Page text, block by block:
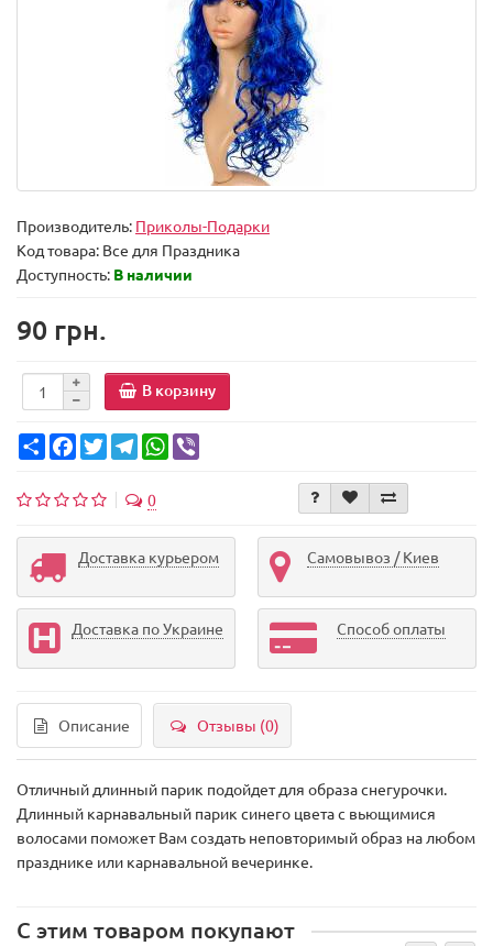
Производитель: Приколы-Подарки
Код товара: Все для Праздника
Доступность: В наличии
90 грн.
В корзину
Share FacebookTwitterTelegramWhatsApp
0
Доставка курьером Самовывоз / Киев
Доставка по Украине Способ оплаты
Описание Отзывы (0)
Отличный длинный парик подойдет для образа снегурочки.
Длинный карнавальный парик синего цвета с вьющимися
волосами поможет Вам создать неповторимый образ на любом
празднике или карнавальной вечеринке.
С этим товаром покупают